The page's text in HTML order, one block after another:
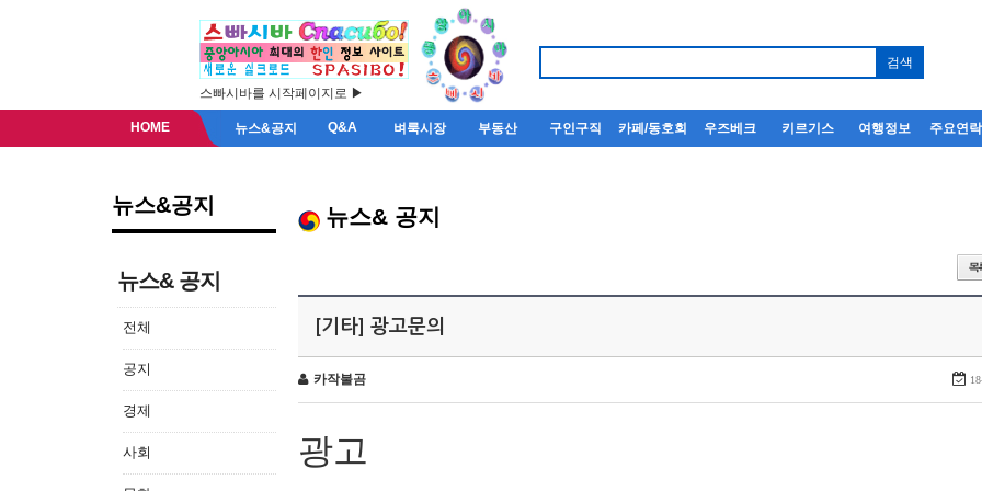
스빠시바를 시작페이지로 ▶
HOME 뉴스&공지 Q&A 벼룩시장 부동산 구인구직 카페/동호회 우즈베크 키르기스 여행정보 주요연
뉴스&공지
뉴스& 공지
전체
공지
경제
사회
뉴스& 공지
[기타] 광고문의
카작불곰
광고